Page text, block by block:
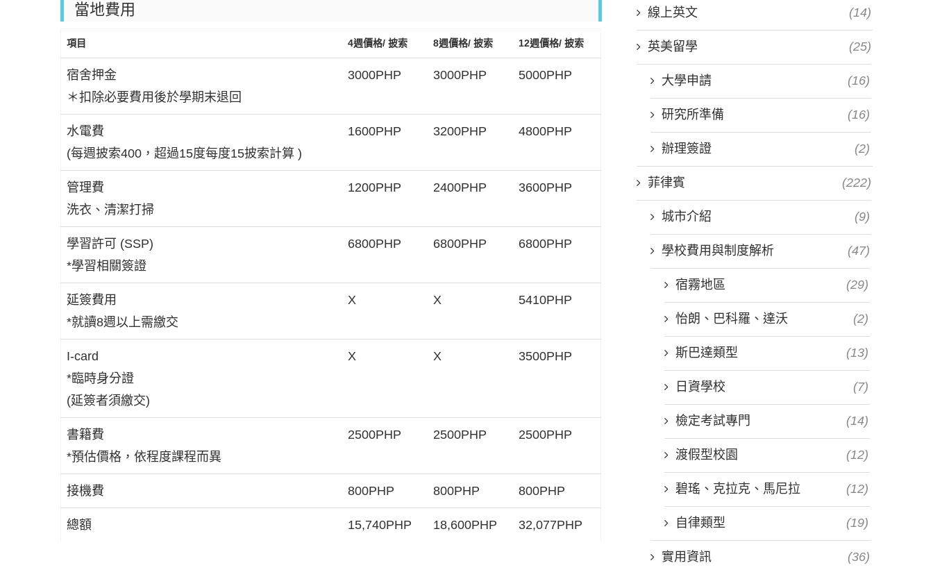
當地費用
項目 4週價格/ 披索 8週價格/ 披索 12週價格/ 披索
宿舍押金
＊扣除必要費用後於學期末退回
3000PHP 3000PHP 5000PHP
水電費
(每週披索400，超過15度每度15披索計算 )
1600PHP 3200PHP 4800PHP
管理費
洗衣、清潔打掃
1200PHP 2400PHP 3600PHP
學習許可 (SSP)
*學習相關簽證
6800PHP 6800PHP 6800PHP
延簽費用
*就讀8週以上需繳交
X X 5410PHP
I-card
*臨時身分證
(延簽者須繳交)
X X 3500PHP
書籍費
*預估價格，依程度課程而異
2500PHP 2500PHP 2500PHP
接機費 800PHP 800PHP 800PHP
總額 15,740PHP 18,600PHP 32,077PHP
線上英文 (14)
英美留學 (25)
大學申請 (16)
研究所準備 (16)
辦理簽證 (2)
菲律賓 (222)
城市介紹 (9)
學校費用與制度解析 (47)
宿霧地區 (29)
怡朗、巴科羅、達沃 (2)
斯巴達類型 (13)
日資學校 (7)
檢定考試專門 (14)
渡假型校園 (12)
碧瑤、克拉克、馬尼拉 (12)
自律類型 (19)
實用資訊 (36)